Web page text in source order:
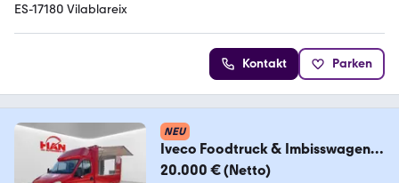
ES-17180 Vilablareix
Kontakt Parken
NEU
Iveco Foodtruck & Imbisswagen &
Verkaufswagen
20.000 € (Netto)